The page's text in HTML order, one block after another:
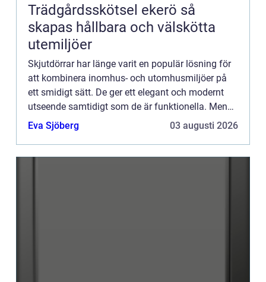
Trädgårdsskötsel ekerö så
skapas hållbara och välskötta
utemiljöer
Skjutdörrar har länge varit en populär lösning för
att kombinera inomhus- och utomhusmiljöer på
ett smidigt sätt. De ger ett elegant och modernt
utseende samtidigt som de är funktionella. Men
vad är ...
Eva Sjöberg 03 augusti 2026